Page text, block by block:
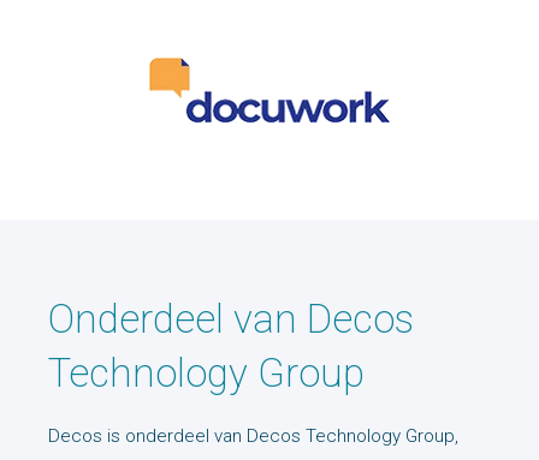
Onderdeel van Decos
Technology Group
Decos is onderdeel van Decos Technology Group,